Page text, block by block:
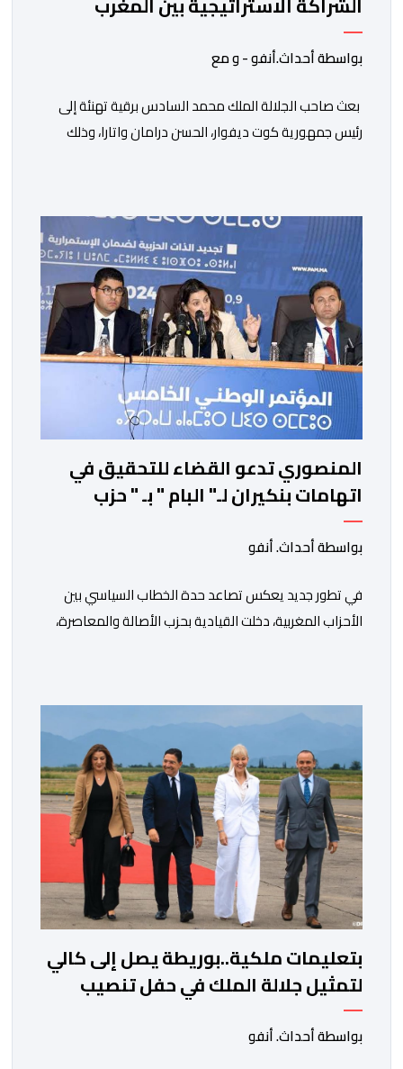
والكوت ديفوار
بواسطة أحداث.أنفو - و مع
بعث صاحب الجلالة الملك محمد السادس برقية تهنئة إلى
رئيس جمهورية كوت ديفوار، الحسن درامان واتارا، وذلك
متمنيات جلالته بموصول التقدم والازدهار للشعب الإيفواري.
ومما جاء في برقية جلالة الملك “لقد تمكنت المملكة
المغربية وجمهورية كوت ديفوار، بحكم […]
المنصوري تدعو القضاء للتحقيق في
اتهامات بنكيران لـ" البام " بـ " حزب
المخدرات "
بواسطة أحداث. أنفو
في تطور جديد يعكس تصاعد حدة الخطاب السياسي بين
الأحزاب المغربية، دخلت القيادية بحزب الأصالة والمعاصرة،
خلفية اتهامات سبق أن وجهها هذا الأخير إلى حزب ” البام ”
وربطه بملف المخدرات.المنصوري أكدت أن بنكيران ” ما غير
اليوم […]
بتعليمات ملكية..بوريطة يصل إلى كالي
لتمثيل جلالة الملك في حفل تنصيب
الرئيس الكولومبي الجديد
بواسطة أحداث. أنفو